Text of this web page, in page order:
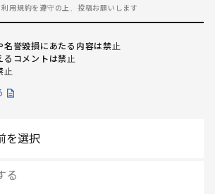
利用規約を遵守の上、投稿お願いします
名誉毀損にあたる内容は禁止
るコメントは禁止
止
を選択